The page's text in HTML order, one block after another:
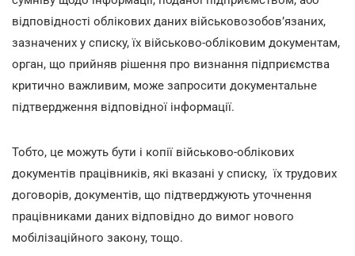
відповідності облікових даних військовозобов’язаних,
зазначених у списку, їх військово-обліковим документам,
орган, що прийняв рішення про визнання підприємства
критично важливим, може запросити документальне
підтвердження відповідної інформації.
Тобто, це можуть бути і копії військово-облікових
документів працівників, які вказані у списку, їх трудових
договорів, документів, що підтверджують уточнення
працівниками даних відповідно до вимог нового
мобілізаційного закону, тощо.